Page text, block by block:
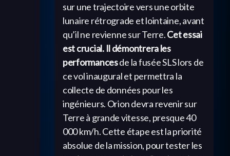
sur une trajectoire vers une orbite
lunaire rétrograde et lointaine, avant
qu’il ne revienne sur Terre.Cet essai
est crucial. Il démontrera les
performancesde la fusée SLS lors de
ce vol inaugural et permettra la
collecte de données pour les
ingénieurs. Orion devra revenir sur
Terre à grande vitesse, presque 40
000 km/h. Cette étape est la priorité
absolue de la mission, pour tester les